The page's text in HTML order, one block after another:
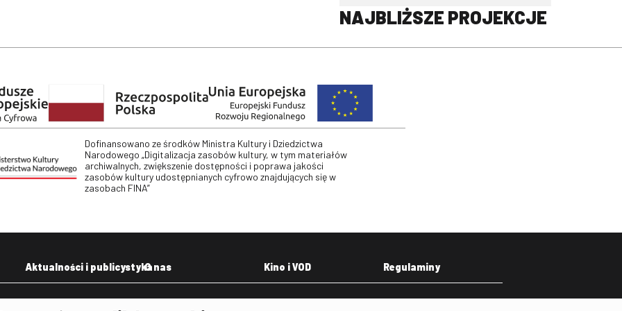
NAJBLIŻSZE PROJEKCJE
Dofinansowano ze środków Ministra Kultury i Dziedzictwa
Narodowego „Digitalizacja zasobów kultury, w tym materiałów
archiwalnych, zwiększenie dostępności i poprawa jakości
zasobów kultury udostępnianych cyfrowo znajdujących się w
zasobach FINA”
Aktualności i publicystyka
Aktualności
O nas Kino i VOD Regulaminy